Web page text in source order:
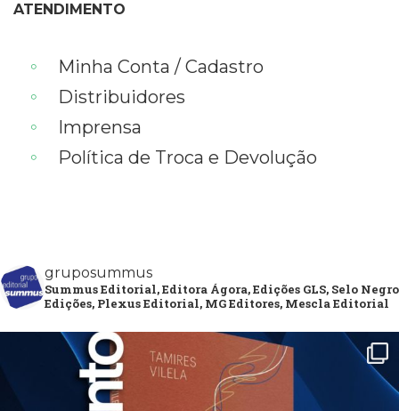
ATENDIMENTO
Minha Conta / Cadastro
Distribuidores
Imprensa
Política de Troca e Devolução
gruposummus
Summus Editorial, Editora Ágora, Edições GLS, Selo Negro
Edições, Plexus Editorial, MG Editores, Mescla Editorial